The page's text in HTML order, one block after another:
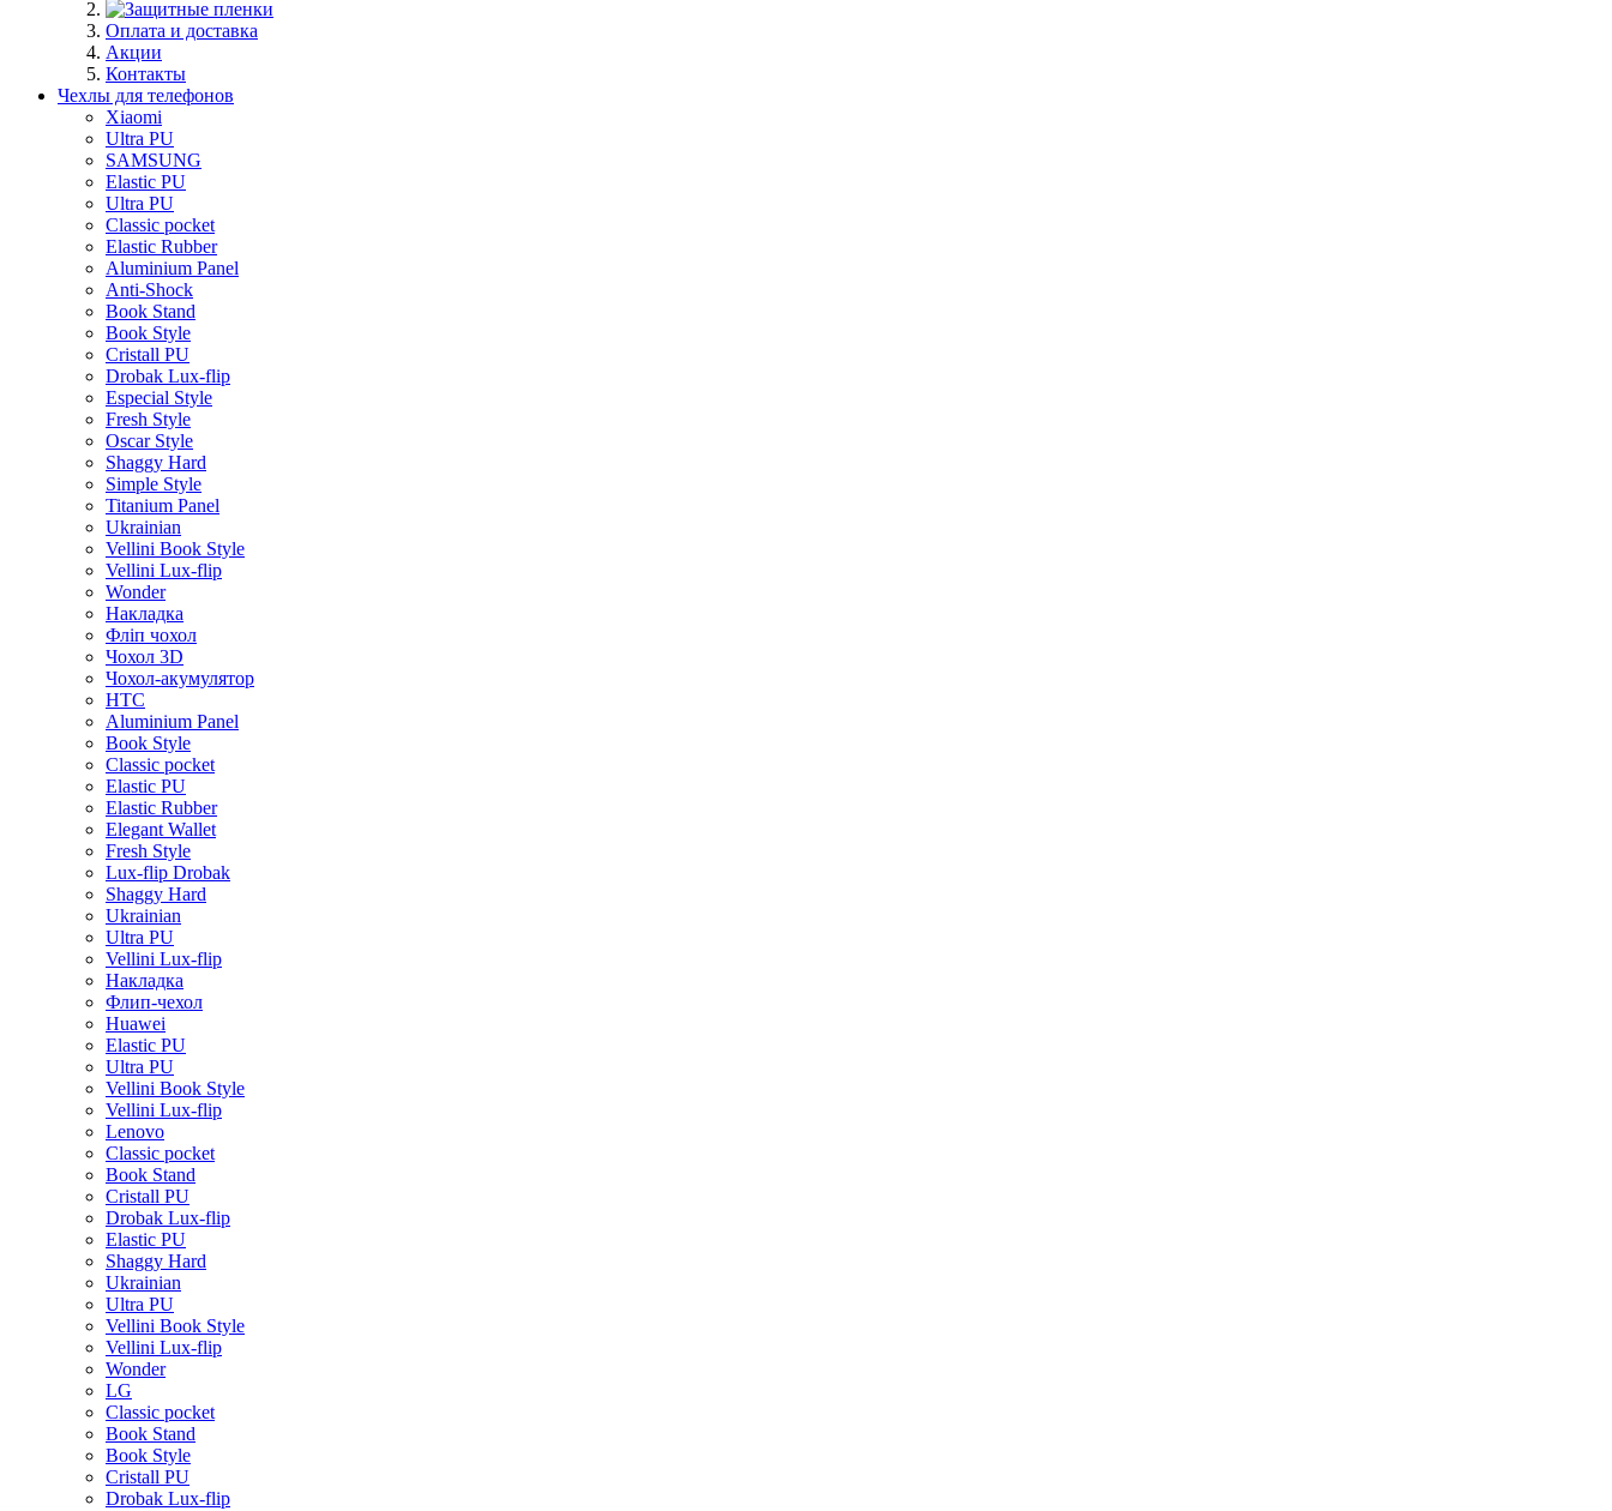
Оплата и доставка
Акции
Контакты
Чехлы для телефонов
Xiaomi
Ultra PU
SAMSUNG
Elastic PU
Ultra PU
Classic pocket
Elastic Rubber
Aluminium Panel
Anti-Shock
Book Stand
Book Style
Cristall PU
Drobak Lux-flip
Especial Style
Fresh Style
Oscar Style
Shaggy Hard
Simple Style
Titanium Panel
Ukrainian
Vellini Book Style
Vellini Lux-flip
Wonder
Накладка
Фліп чохол
Чохол 3D
Чохол-акумулятор
HTC
Aluminium Panel
Book Style
Classic pocket
Elastic PU
Elastic Rubber
Elegant Wallet
Fresh Style
Lux-flip Drobak
Shaggy Hard
Ukrainian
Ultra PU
Vellini Lux-flip
Накладка
Флип-чехол
Huawei
Elastic PU
Ultra PU
Vellini Book Style
Vellini Lux-flip
Lenovo
Classic pocket
Book Stand
Cristall PU
Drobak Lux-flip
Elastic PU
Shaggy Hard
Ukrainian
Ultra PU
Vellini Book Style
Vellini Lux-flip
Wonder
LG
Classic pocket
Book Stand
Book Style
Cristall PU
Drobak Lux-flip